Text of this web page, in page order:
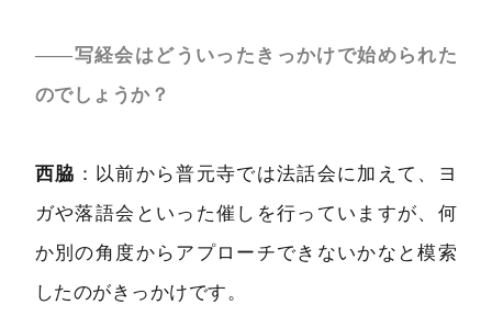
――写経会はどういったきっかけで始められた
のでしょうか？
西脇 ：以前から普元寺では法話会に加えて、ヨ
ガや落語会といった催しを行っていますが、何
か別の角度からアプローチできないかなと模索
したのがきっかけです。